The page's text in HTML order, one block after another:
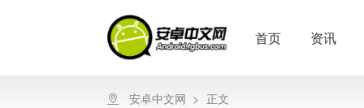
首页 资讯
安卓中文网 > 正文